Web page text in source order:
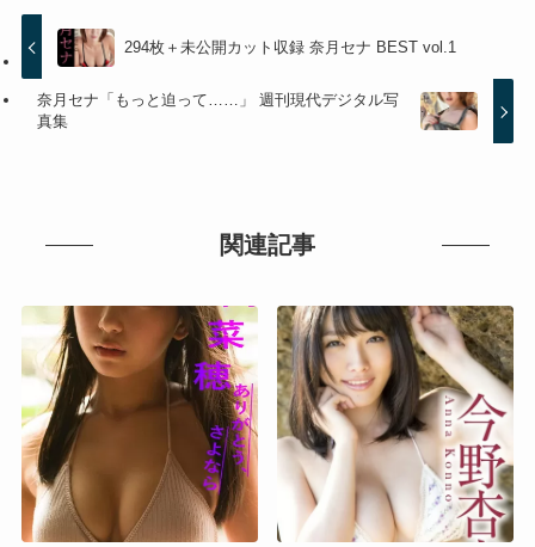
294枚＋未公開カット収録 奈月セナ BEST vol.1
奈月セナ「もっと迫って……」 週刊現代デジタル写
真集
関連記事